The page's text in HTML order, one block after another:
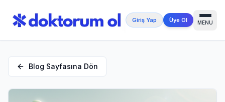
Giriş Yap Üye Ol MENU
Blog Sayfasına Dön